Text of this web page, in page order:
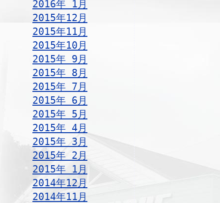
2016年 1月
2015年12月
2015年11月
2015年10月
2015年 9月
2015年 8月
2015年 7月
2015年 6月
2015年 5月
2015年 4月
2015年 3月
2015年 2月
2015年 1月
2014年12月
2014年11月